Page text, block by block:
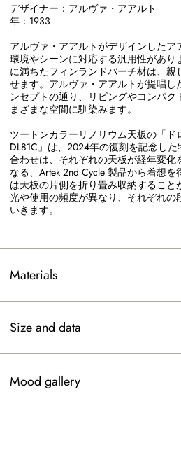
デザイナー：アルヴァ・アアルト
年：1933
アルヴァ・アアルトがデザインした
環境やシーンに対応する汎用性があり
に満ちたフィンランドバーチ材は、親
せます。アルヴァ・アアルトが提唱し
ンセプトの通り、リビングやコンパク
まざまな空間に馴染みます。
ツートンカラーリノリウム天板の「
DL81C」は、2024年の復刻を記念し
合わせは、それぞれの天板が経年変
なる、Artek 2nd Cycle 製品から着想
は天板の片側を折り畳み収納するこ
光や使用の頻度が異なり、それぞれの
いきます。
Materials
Size and data
Mood gallery